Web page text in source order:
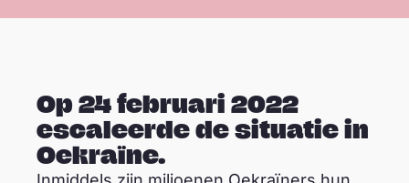
Op 24 februari 2022
escaleerde de situatie in
Oekraïne.